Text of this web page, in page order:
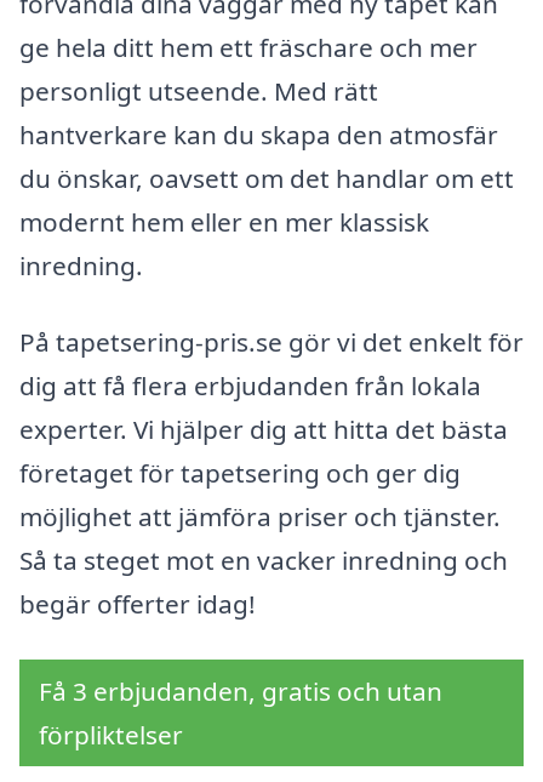
ge hela ditt hem ett fräschare och mer
personligt utseende. Med rätt
hantverkare kan du skapa den atmosfär
du önskar, oavsett om det handlar om ett
modernt hem eller en mer klassisk
inredning.
På tapetsering-pris.se gör vi det enkelt för
dig att få flera erbjudanden från lokala
experter. Vi hjälper dig att hitta det bästa
företaget för tapetsering och ger dig
möjlighet att jämföra priser och tjänster.
Så ta steget mot en vacker inredning och
begär offerter idag!
Få 3 erbjudanden, gratis och utan
förpliktelser